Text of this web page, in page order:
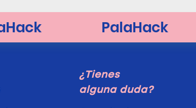
¿Tienes
alguna duda?